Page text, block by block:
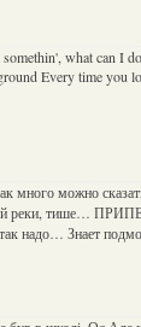
what can I
Every time you
много можно
реки, тише…
надо… Знает